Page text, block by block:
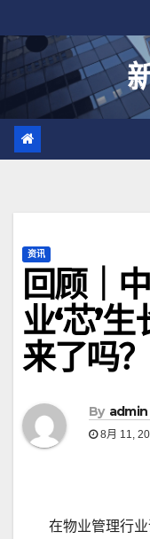
至
资讯
回顾｜
业‘芯’
来了吗？
By admin
8月 11,
在物业管理行